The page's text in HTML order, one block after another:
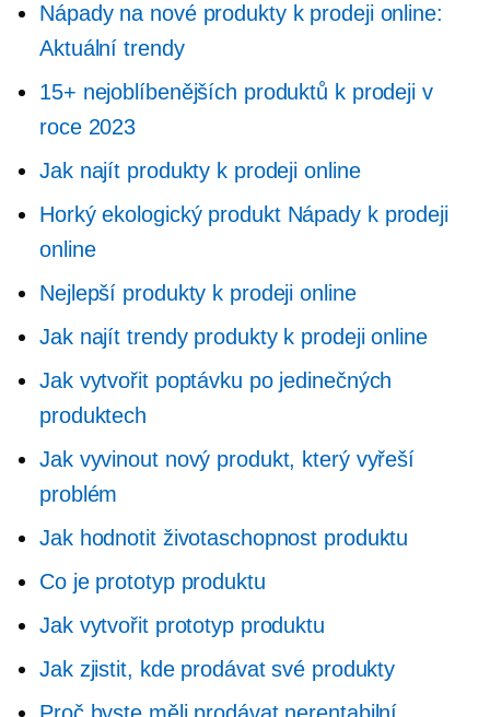
Nápady na nové produkty k prodeji online:
Aktuální trendy
15+ nejoblíbenějších produktů k prodeji v
roce 2023
Jak najít produkty k prodeji online
Horký ekologický produktNápady k prodeji
online
Nejlepší produkty k prodeji online
Jak najít trendy produkty k prodeji online
Jak vytvořit poptávku po jedinečných
produktech
Jak vyvinout nový produkt, který vyřeší
problém
Jak hodnotit životaschopnost produktu
Co je prototyp produktu
Jak vytvořit prototyp produktu
Jak zjistit, kde prodávat své produkty